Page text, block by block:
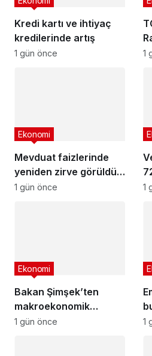
Kredi kartı ve ihtiyaç
kredilerinde artış
1 gün önce 1
Mevduat faizlerinde
yeniden zirve görüldü :
3 milyon liranın aylık
Ekonomi
1 gün önce 1
Bakan Şimşek’ten
makroekonomik
istikrar açıklaması
Ekonomi
1 gün önce 1